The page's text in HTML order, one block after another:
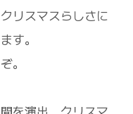
リスマスらしさに
す。
。